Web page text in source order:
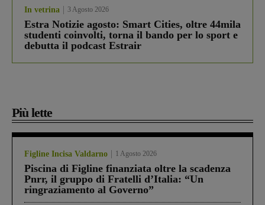
In vetrina 3 Agosto 2026
Estra Notizie agosto: Smart Cities, oltre 44mila
studenti coinvolti, torna il bando per lo sport e
debutta il podcast Estrair
Più lette
Figline Incisa Valdarno 1 Agosto 2026
Piscina di Figline finanziata oltre la scadenza
Pnrr, il gruppo di Fratelli d’Italia: “Un
ringraziamento al Governo”